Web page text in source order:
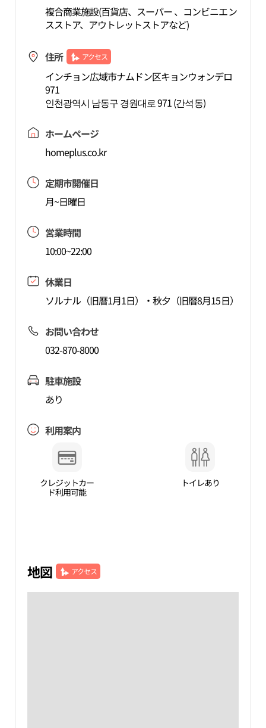
複合商業施設(百貨店、スーパー 、コンビニエン
スストア、アウトレットストアなど)
住所 アクセス
インチョン広域市ナムドン区キョンウォンデロ
971
인천광역시 남동구 경원대로 971 (간석동)
ホームページ
homeplus.co.kr
定期市開催日
月~日曜日
営業時間
10:00~22:00
休業日
ソルナル（旧暦1月1日）・秋夕（旧暦8月15日）
お問い合わせ
032-870-8000
駐車施設
あり
利用案内
クレジットカー
ド利用可能
トイレあり
地図 アクセス